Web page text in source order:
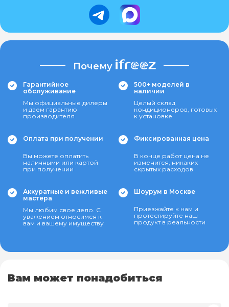
Почему
Гарантийное
обслуживание
Мы официальные дилеры
и даем гарантию
производителя
500+ моделей в
наличии
Целый склад
кондиционеров, готовых
к установке
Оплата при получении
Вы можете оплатить
наличными или картой
при получении
Фиксированная цена
В конце работ цена не
изменится, никаких
скрытых расходов
Аккуратные и вежливые
мастера
Мы любим свое дело. С
уважением относимся к
вам и вашему имуществу
Шоурум в Москве
Приезжайте к нам и
протестируйте наш
продукт в реальности
Вам может понадобиться